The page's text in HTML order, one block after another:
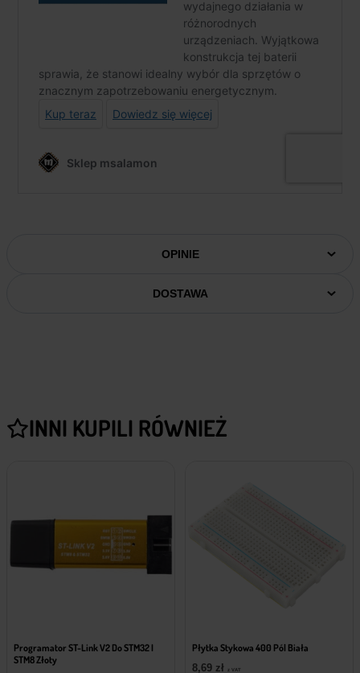
OPINIE
DOSTAWA
INNI KUPILI RÓWNIEŻ
Programator ST-Link V2 Do STM32 I
STM8 Złoty
Płytka Stykowa 400 Pól Biała
8,69 zł z VAT